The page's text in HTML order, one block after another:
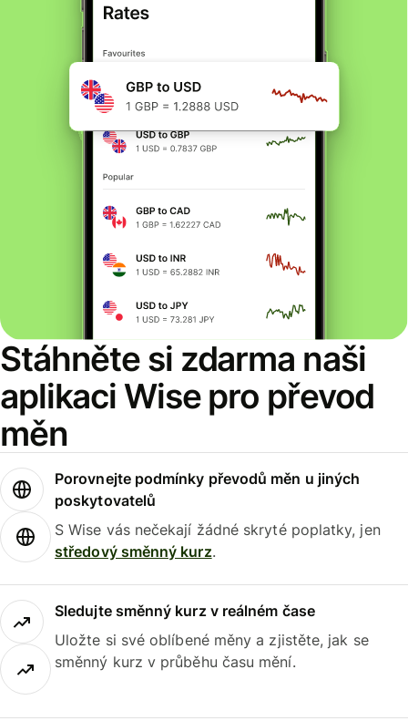
Stáhněte si zdarma naši
aplikaci Wise pro převod
měn
Porovnejte podmínky převodů měn u jiných
poskytovatelů
S Wise vás nečekají žádné skryté poplatky, jen
středový směnný kurz.
Sledujte směnný kurz v reálném čase
Uložte si své oblíbené měny a zjistěte, jak se
směnný kurz v průběhu času mění.